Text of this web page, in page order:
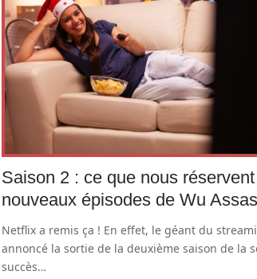
Saison 2 : ce que nous
nouveaux épisodes de Wu
Netflix a remis ça ! En effet, le géant du
annoncé la sortie de la deuxième saison de la
succès…